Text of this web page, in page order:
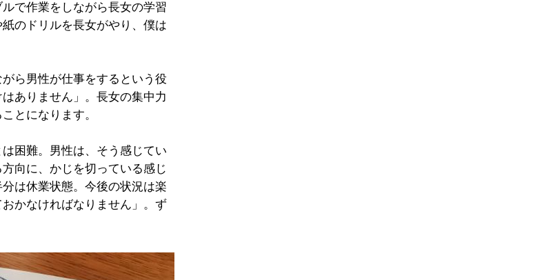
で作業をしながら長女の学習
のドリルを長女がやり、僕は
ら男性が仕事をするという役
ありません」。長女の集中力
とになります。
困難。男性は、そう感じてい
向に、かじを切っている感じ
は休業状態。今後の状況は楽
かなければなりません」。ず